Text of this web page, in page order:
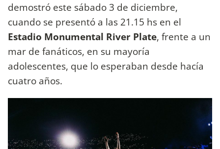
demostró este sábado 3 de diciembre,
cuando se presentó a las 21.15 hs en el
Estadio Monumental River Plate, frente a un
mar de fanáticos, en su mayoría
adolescentes, que lo esperaban desde hacía
cuatro años.